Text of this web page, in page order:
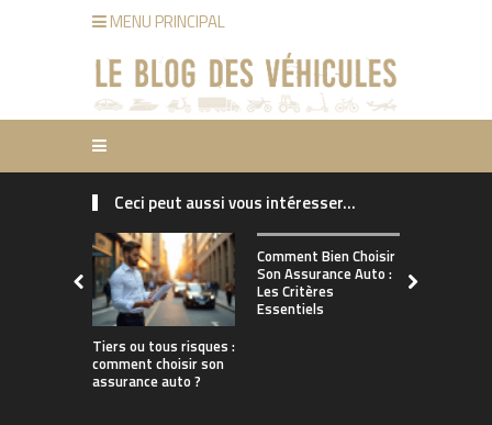
MENU PRINCIPAL
Ceci peut aussi vous intéresser...
Tiers ou tous risques :
comment choisir son
assurance auto ?
Comment Bien Choisir
Son Assurance Auto :
Les Critères
Essentiels